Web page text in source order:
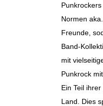
Normen
Freunde,
Band-
mit
Punkrock
Ein Teil
Land. Dies